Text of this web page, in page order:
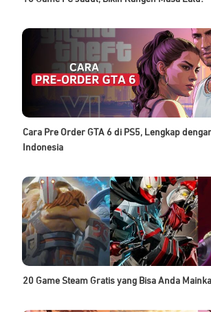
Cara Pre Order GTA 6 di PS5, Lengkap
Indonesia
20 Game Steam Gratis yang Bisa Anda